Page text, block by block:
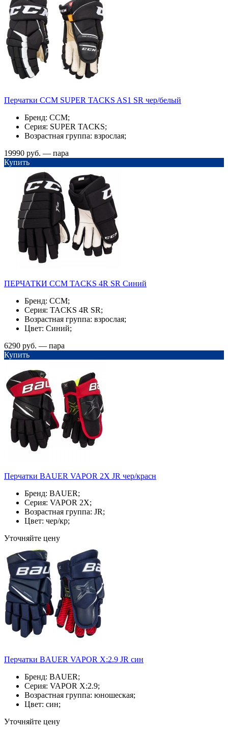
Перчатки ССМ SUPER TACKS AS1 SR чер/белый
Бренд: CCM;
Серия: SUPER TACKS;
Возрастная группа: взрослая;
19990 руб. — пара
Купить
ПЕРЧАТКИ ССМ TACKS 4R SR Синий
Бренд: CCM;
Серия: TACKS 4R SR;
Возрастная группа: взрослая;
Цвет: Синий;
6290 руб. — пара
Купить
Перчатки BAUER VAPOR 2X JR чер/красн
Бренд: BAUER;
Серия: VAPOR 2X;
Возрастная группа: JR;
Цвет: чер/кр;
Уточняйте цену
Перчатки BAUER VAPOR X:2.9 JR син
Бренд: BAUER;
Серия: VAPOR X:2.9;
Возрастная группа: юношеская;
Цвет: син;
Уточняйте цену